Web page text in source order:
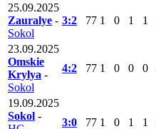
25.09.2025
Zauralye -
Sokol
3:2 77 1 0 1 1
23.09.2025
Omskie
Krylya -
Sokol
4:2 77 1 0 0 0
19.09.2025
Sokol -
3:0 77 1 0 1 1